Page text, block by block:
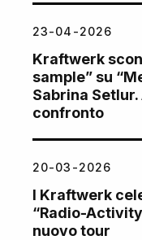
23-04-2026
Kraftwerk
sample” su
Sabrina
confronto
20-03-2026
I Kraftwerk
“Radio-
nuovo tour